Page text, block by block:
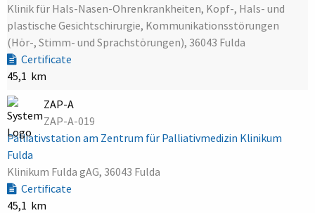
Klinik für Hals-Nasen-Ohrenkrankheiten, Kopf-, Hals- und
plastische Gesichtschirurgie, Kommunikationsstörungen
(Hör-, Stimm- und Sprachstörungen), 36043 Fulda
Certificate
45,1 km
ZAP-A
ZAP-A-019
Palliativstation am Zentrum für Palliativmedizin Klinikum
Fulda
Klinikum Fulda gAG, 36043 Fulda
Certificate
45,1 km